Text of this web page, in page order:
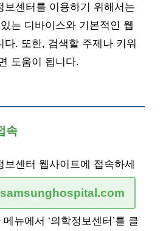
보센터를 이용하기 위해서는
는 디바이스와 기본적인 웹
다. 또한, 검색할 주제나 키워
도움이 됩니다.
속
보센터 웹사이트에 접속하세
뉴에서 ‘의학정보센터’를 클